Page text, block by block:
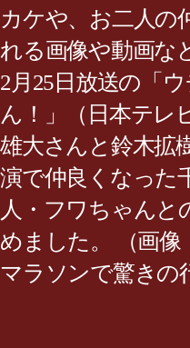
カケや、お二人の
れる画像や動画な
2月25日放送の「
ん！」（日本テレ
雄大さんと鈴木拡
演で仲良くなった
人・フワちゃんと
めました。 （画像
マラソンで驚きの